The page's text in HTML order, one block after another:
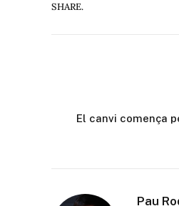
SHARE.
El canvi comença
Pau